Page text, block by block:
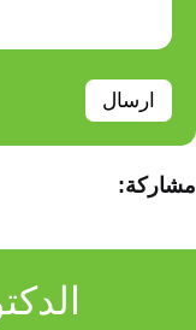
ارسال
مشاركة: